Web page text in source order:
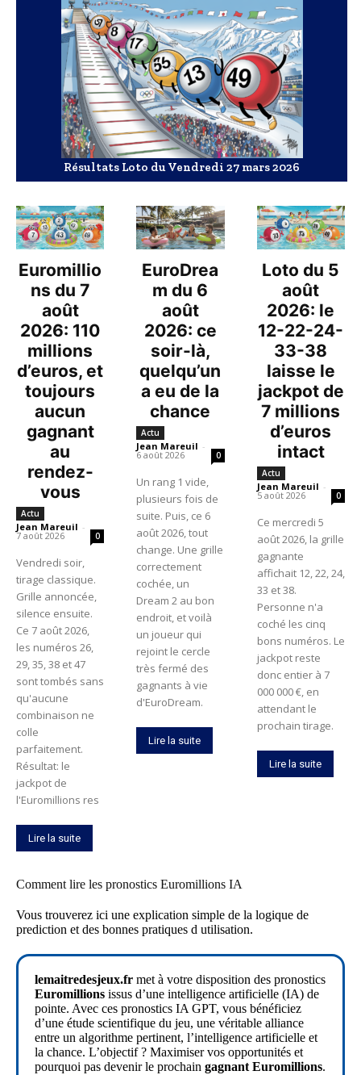
Résultats Loto du Vendredi 27 mars 2026
Euromillio
ns du 7
août
2026: 110
millions
d’euros, et
toujours
aucun
gagnant
au
rendez-
vous
Actu
Jean Mareuil -
7 août 2026 0
Vendredi soir,
tirage classique.
Grille annoncée,
silence ensuite.
Ce 7 août 2026,
les numéros 26,
29, 35, 38 et 47
sont tombés sans
qu'aucune
combinaison ne
colle
parfaitement.
Résultat: le
jackpot de
l'Euromillions res
Lire la suite
EuroDrea
m du 6
août
2026: ce
soir-là,
quelqu’un
a eu de la
chance
Actu
Jean Mareuil -
6 août 2026 0
Un rang 1 vide,
plusieurs fois de
suite. Puis, ce 6
août 2026, tout
change. Une grille
correctement
cochée, un
Dream 2 au bon
endroit, et voilà
un joueur qui
rejoint le cercle
très fermé des
gagnants à vie
d'EuroDream.
Lire la suite
Loto du 5
août
2026: le
12-22-24-
33-38
laisse le
jackpot de
7 millions
d’euros
intact
Actu
Jean Mareuil -
5 août 2026 0
Ce mercredi 5
août 2026, la grille
gagnante
affichait 12, 22, 24,
33 et 38.
Personne n'a
coché les cinq
bons numéros. Le
jackpot reste
donc entier à 7
000 000 €, en
attendant le
prochain tirage.
Lire la suite
Comment lire les pronostics Euromillions IA
Vous trouverez ici une explication simple de la logique de
prediction et des bonnes pratiques d utilisation.
lemaitredesjeux.fr met à votre disposition des pronostics
Euromillions issus d’une intelligence artificielle (IA) de
pointe. Avec ces pronostics IA GPT, vous bénéficiez
d’une étude scientifique du jeu, une véritable alliance
entre un algorithme pertinent, l’intelligence artificielle et
la chance. L’objectif ? Maximiser vos opportunités et
pourquoi pas devenir le prochain gagnant Euromillions.